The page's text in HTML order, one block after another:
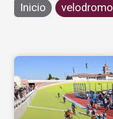
Inicio velodromo